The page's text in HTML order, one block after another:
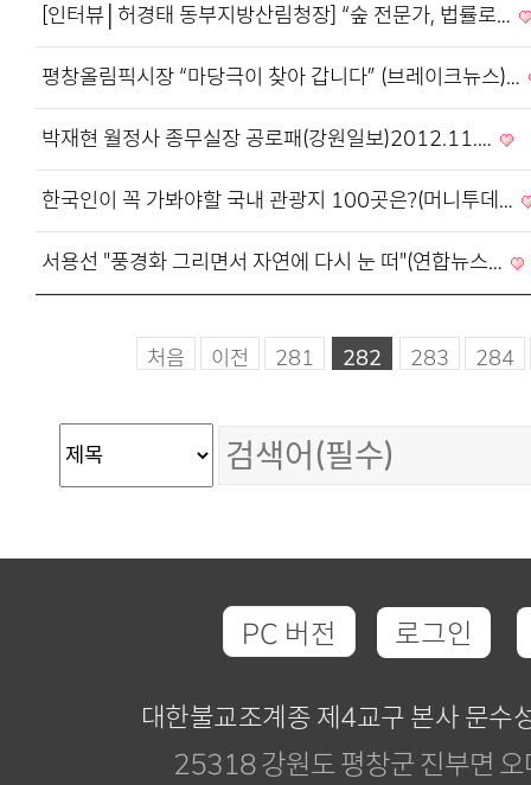
[인터뷰│허경태 동부지방산림청장] “숲 전문가, 법률로…
평창올림픽시장 “마당극이 찾아 갑니다” (브레이크뉴스)…
박재현 월정사 종무실장 공로패(강원일보)2012.11.…
한국인이 꼭 가봐야할 국내 관광지 100곳은?(머니투데…
서용선 "풍경화 그리면서 자연에 다시 눈 떠"(연합뉴스…
처음 이전 281 282 283 284
PC 버전 로그인
대한불교조계종 제4교구 본사 문수
25318 강원도 평창군 진부면